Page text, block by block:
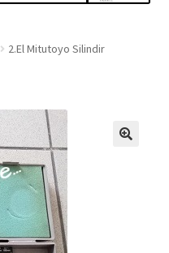
2.El Mitutoyo Silindir